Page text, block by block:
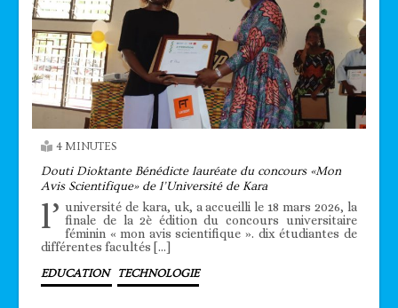
4 MINUTES
Douti Dioktante Bénédicte lauréate du concours «Mon
Avis Scientifique» de l’Université de Kara
l’ université de kara, uk, a accueilli le 18 mars 2026, la
finale de la 2è édition du concours universitaire
féminin « mon avis scientifique ». dix étudiantes de
différentes facultés […]
EDUCATION TECHNOLOGIE